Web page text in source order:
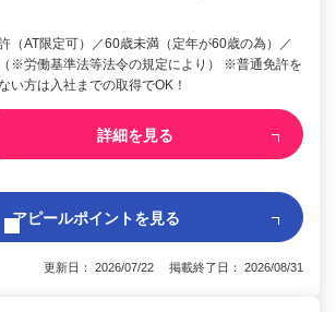
（AT限定可）／60歳未満（定年が60歳の為）／
※労働基準法等法令の規定により） ※普通免許を
い方は入社までの取得でOK！
詳細を見る
アピールポイントを見る
更新日： 2026/07/22 掲載終了日： 2026/08/31